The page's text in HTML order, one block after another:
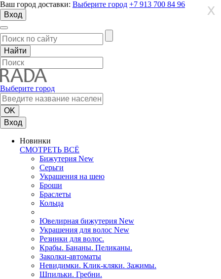
Ваш город доставки: Выберите город +7 913 700 84 96
Вход
Выберите город
Вход
Новинки
СМОТРЕТЬ ВСЁ
Бижутерия New
Серьги
Украшения на шею
Броши
Браслеты
Кольца
Ювелирная бижутерия New
Украшения для волос New
Резинки для волос.
Крабы. Бананы. Пеликаны.
Заколки-автоматы
Невидимки. Клик-кляки. Зажимы.
Шпильки. Гребни.
X
X
X